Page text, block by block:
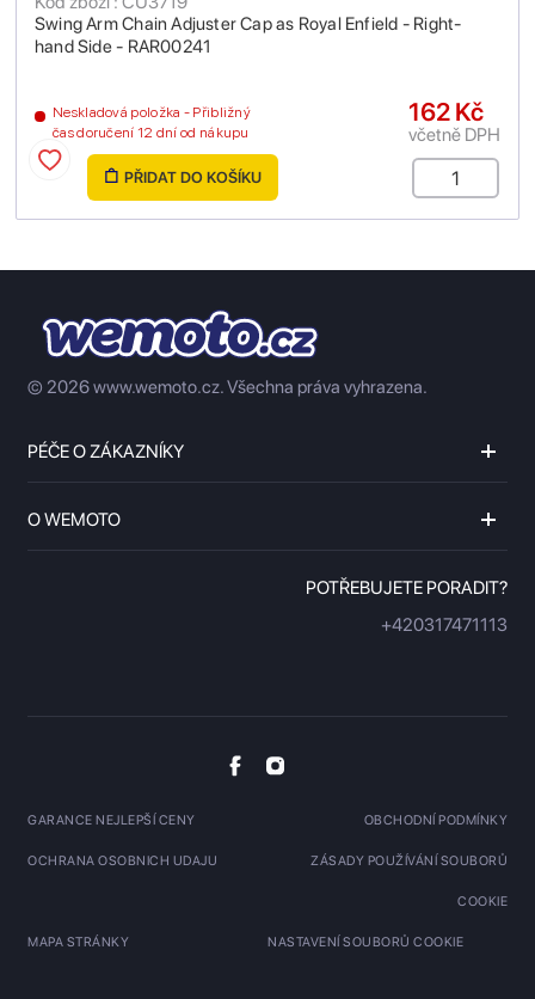
Swing Arm Chain Adjuster Cap as Royal Enfield - Right-
hand Side - RAR00241
Neskladová položka - Přibližný
čas doručení 12 dní od nákupu
162 Kč
včetně DPH
PŘIDAT DO KOŠÍKU
© 2026 www.wemoto.cz.Všechna práva vyhrazena.
PÉČE O ZÁKAZNÍKY
O WEMOTO
POTŘEBUJETE PORADIT?
+420317471113
GARANCE NEJLEPŠÍ CENY OBCHODNÍ PODMÍNKY
OCHRANA OSOBNICH UDAJU ZÁSADY POUŽÍVÁNÍ SOUBORŮ
COOKIE
MAPA STRÁNKY NASTAVENÍ SOUBORŮ COOKIE